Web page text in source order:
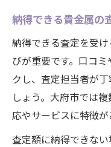
納得できる貴金属の
納得できる査定を受
びが重要です。口コ
クし、査定担当者が
しょう。大府市では
応やサービスに特徴が
査定額に納得できな